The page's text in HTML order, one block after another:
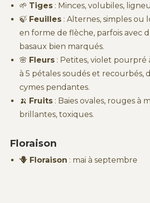
🌱 Tiges : Minces, volubiles,
🍃 Feuilles : Alternes, simples ou
en forme de flèche, parfois avec
basaux bien marqués.
🌸 Fleurs : Petites, violet pourpré
à 5 pétales soudés et recourbés,
cymes pendantes.
🍌 Fruits : Baies ovales, rouges à
brillantes, toxiques.
Floraison
🪻 Floraison : mai à septembre